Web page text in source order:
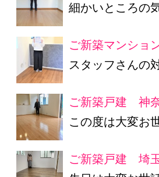
細かいところの
ご新築マンシ
スタッフさんの
ご新築戸建 神
この度は大変お
ご新築戸建 埼